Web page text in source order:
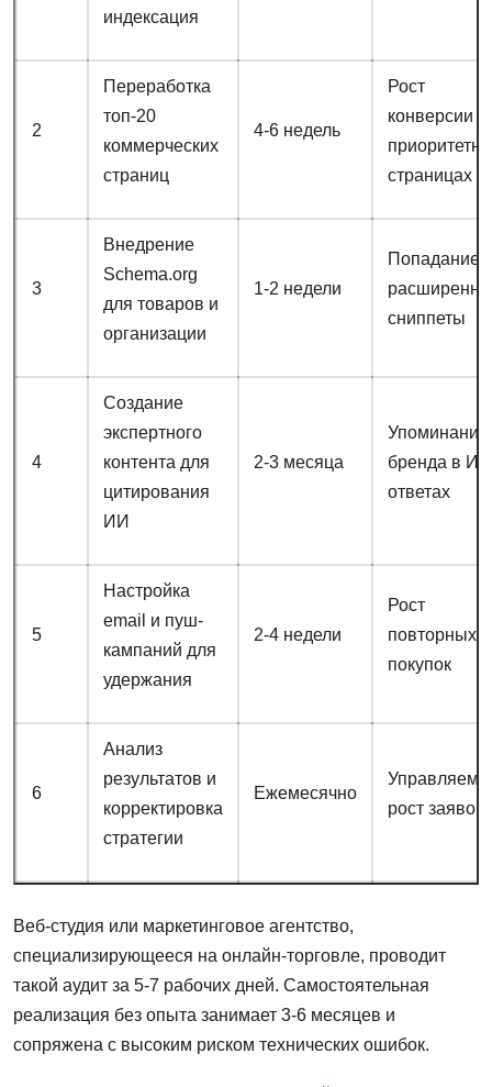
индексация
2
Переработка
топ-20
коммерческих
страниц
4-6 недель
Рост
конверсии
страницах
3
Внедрение
Schema.org
для товаров и
организации
1-2 недели
Попадание
сниппеты
4
Создание
экспертного
контента для
цитирования
ИИ
2-3 месяца
Упоминания
бренда в
ответах
5
Настройка
email и пуш-
кампаний для
удержания
2-4 недели
Рост
повторных
покупок
6
Анализ
результатов и
корректировка
стратегии
Ежемесячно
рост заявок
Веб-студия или маркетинговое агентство,
специализирующееся на онлайн-торговле, проводит
такой аудит за 5-7 рабочих дней. Самостоятельная
реализация без опыта занимает 3-6 месяцев и
сопряжена с высоким риском технических ошибок.